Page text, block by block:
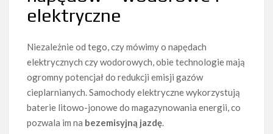
elektryczne
Niezależnie od tego, czy mówimy o napędach
elektrycznych czy wodorowych, obie technologie mają
ogromny potencjał do redukcji emisji gazów
cieplarnianych. Samochody elektryczne wykorzystują
baterie litowo-jonowe do magazynowania energii, co
pozwala im na bezemisyjną jazdę.